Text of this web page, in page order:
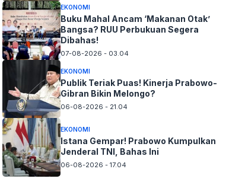
EKONOMI
Buku Mahal Ancam ‘Makanan Otak’
Bangsa? RUU Perbukuan Segera
Dibahas!
07-08-2026 - 03.04
EKONOMI
Publik Teriak Puas! Kinerja Prabowo-
Gibran Bikin Melongo?
06-08-2026 - 21.04
EKONOMI
Istana Gempar! Prabowo Kumpulkan
Jenderal TNI, Bahas Ini
06-08-2026 - 17.04